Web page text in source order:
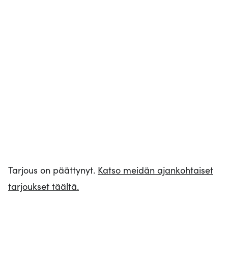
Tarjous on päättynyt. Katso meidän ajankohtaiset
tarjoukset täältä.